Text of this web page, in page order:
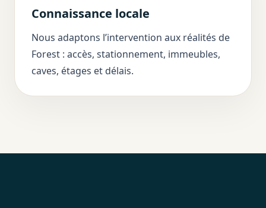
Connaissance locale
Nous adaptons l’intervention aux réalités de
Forest : accès, stationnement, immeubles,
caves, étages et délais.